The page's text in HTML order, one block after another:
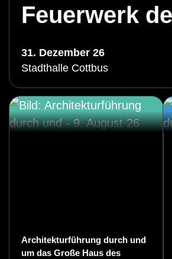
Feuerwerk
Operette
31. Dezember 26
Stadthalle Cottbus
Architekturführung durch und
um das Große Haus des